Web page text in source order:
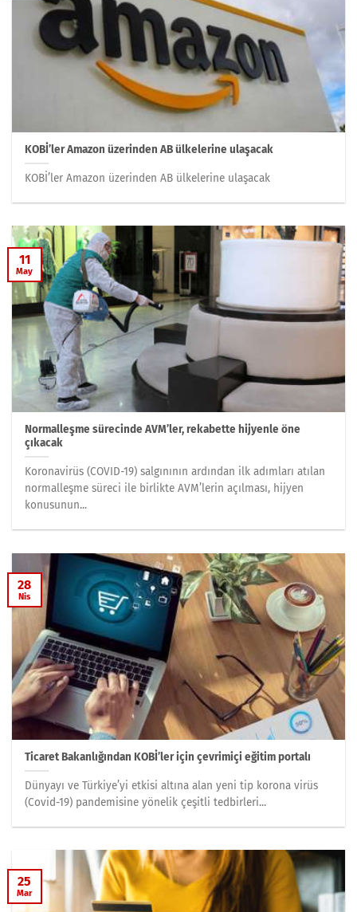
KOBİ’ler Amazon üzerinden AB ülkelerine ulaşacak
KOBİ’ler Amazon üzerinden AB ülkelerine ulaşacak
Normalleşme sürecinde AVM’ler, rekabette hijyenle öne
çıkacak
Koronavirüs (COVID-19) salgınının ardından ilk adımları atılan
normalleşme süreci ile birlikte AVM’lerin açılması, hijyen
konusunun...
11
May
Ticaret Bakanlığından KOBİ’ler için çevrimiçi eğitim portalı
Dünyayı ve Türkiye’yi etkisi altına alan yeni tip korona virüs
(Covid-19) pandemisine yönelik çeşitli tedbirleri...
28
Nis
25
Mar